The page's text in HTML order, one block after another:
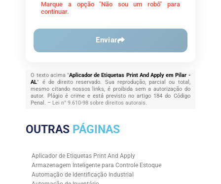
Marque a opção "Não sou um robô" para
continuar.
Enviar
O texto acima "Aplicador de Etiquetas Print And Apply em Pilar -
AL" é de direito reservado. Sua reprodução, parcial ou total,
mesmo citando nossos links, é proibida sem a autorização do
autor. Plágio é crime e está previsto no artigo 184 do Código
Penal. – Lei n° 9.610-98 sobre direitos autorais.
OUTRAS PÁGINAS
Aplicador de Etiquetas Print And Apply
Armazenagem Inteligente para Controle Estoque
Automação de Identificação Industrial